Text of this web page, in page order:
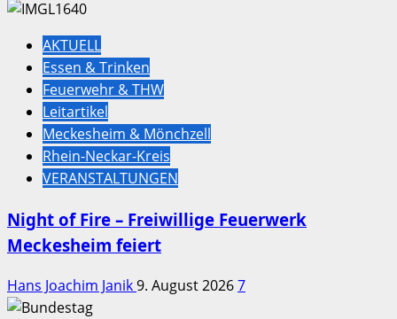
AKTUELL
Essen & Trinken
Feuerwehr & THW
Leitartikel
Meckesheim & Mönchzell
Rhein-Neckar-Kreis
VERANSTALTUNGEN
Night of Fire – Freiwillige Feuerwerk
Meckesheim feiert
Hans Joachim Janik9. August 20267